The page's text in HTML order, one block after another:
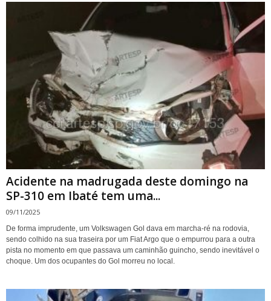
Acidente na madrugada deste domingo na
SP-310 em Ibaté tem uma...
09/11/2025
De forma imprudente, um Volkswagen Gol dava em marcha-ré na rodovia,
sendo colhido na sua traseira por um Fiat Argo que o empurrou para a outra
pista no momento em que passava um caminhão guincho, sendo inevitável o
choque. Um dos ocupantes do Gol morreu no local.